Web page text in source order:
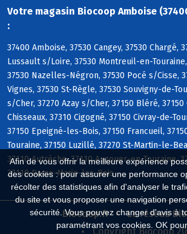
Afin de vous offrir la meilleure expérience
des cookies : pour assurer une performance
récolter des statistiques afin d'analyser le
du site et vous proposer une navigation
sécurité. Vous pouvez changer d'avis à
paramétrant vos cookies. OK
Votre magasin Biocoop Amboise
:
37400 Amboise, 37530 Cangey, 37530 Chargé,
Lussault s/Loire, 37530 Montreuil-en-Touraine,
37530 Nazelles-Négron, 37530 Pocé s/Cisse,
Vignes, 37530 St-Règle, 37530 Souvigny-de-
s/Cher, 37270 Azay s/Cher, 37150 Bléré, 37150
Chisseaux, 37310 Cigogné, 37150 Civray-de-
37150 Epeigné-les-Bois, 37150 Francueil,
Touraine, 37150 Luzillé, 37270 St-Martin-le-
37110 Autrèche, 37110 Auzouer-en-Touraine,
37110 Dame-Marie-les-Bois
Biocoop.fr
Le réseau
Copyright Biocoop